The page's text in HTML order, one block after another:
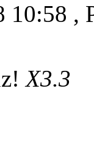
10:58 ,
X3.3